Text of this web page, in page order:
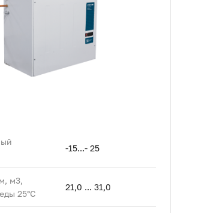
-15...- 25
м3,
25°C
21,0 ... 31,0